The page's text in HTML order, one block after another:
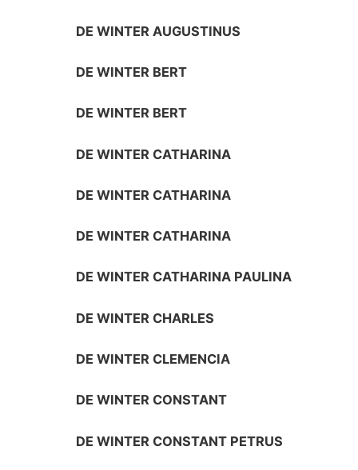
DE WINTER AUGUSTINUS
DE WINTER BERT
DE WINTER BERT
DE WINTER CATHARINA
DE WINTER CATHARINA
DE WINTER CATHARINA
DE WINTER CATHARINA PAULINA
DE WINTER CHARLES
DE WINTER CLEMENCIA
DE WINTER CONSTANT
DE WINTER CONSTANT PETRUS